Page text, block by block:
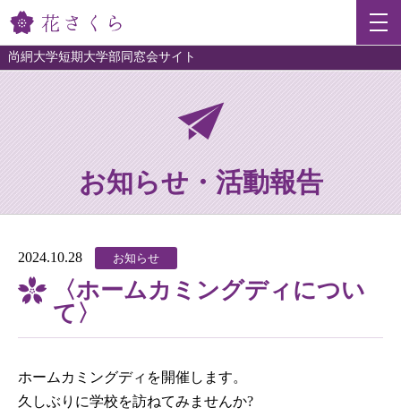
尚絅大学短期大学部同窓会サイト
お知らせ・活動報告
2024.10.28 お知らせ
〈ホームカミングディについ
て〉
ホームカミングディを開催します。
久しぶりに学校を訪ねてみませんか?